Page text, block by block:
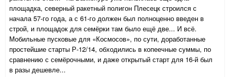
площадка, северный ракетный полигон Плесецк строился с
начала 57-го года, а с 61-го должен был полноценно введен в
строй, и площадок для семёрки там было ещё две... И всё.
Мобильные пусковые для «Космосов», по сути, доработанные
простейшие старты Р-12/14, обходились в копеечные суммы, по
сравнению с семёрочными, и даже открытый старт для 16-й был
в разы дешевле...